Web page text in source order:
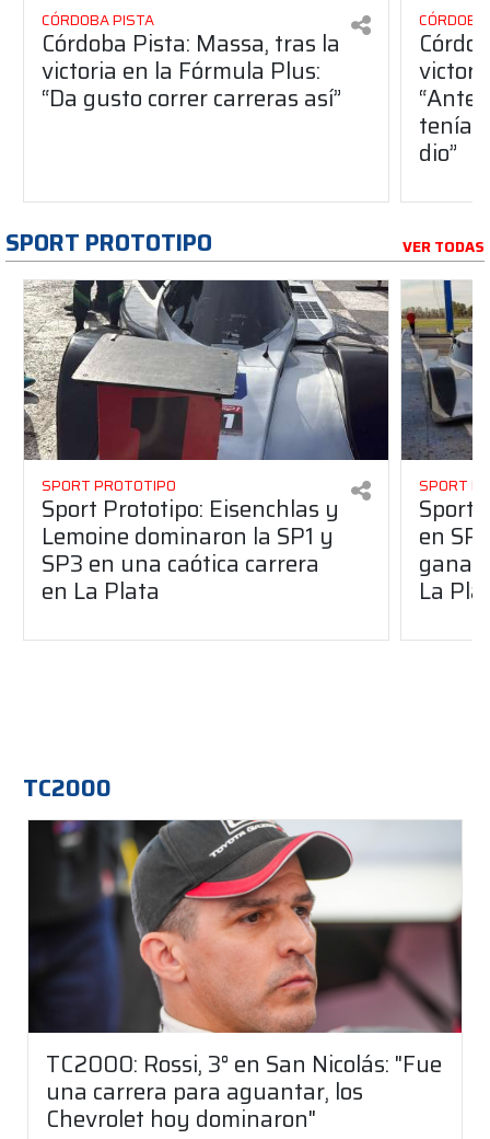
CÓRDOBA PISTA
Córdoba Pista: Massa, tras la
victoria en la Fórmula Plus:
“Da gusto correr carreras así”
dio”
SPORT PROTOTIPO VER TODAS
SPORT PROTOTIPO
Sport Prototipo: Eisenchlas y
Lemoine dominaron la SP1 y
SP3 en una caótica carrera
en La Plata
SPORT
Sport
en
La
TC2000
TC2000: Rossi, 3° en San Nicolás: "Fue
una carrera para aguantar, los
Chevrolet hoy dominaron"